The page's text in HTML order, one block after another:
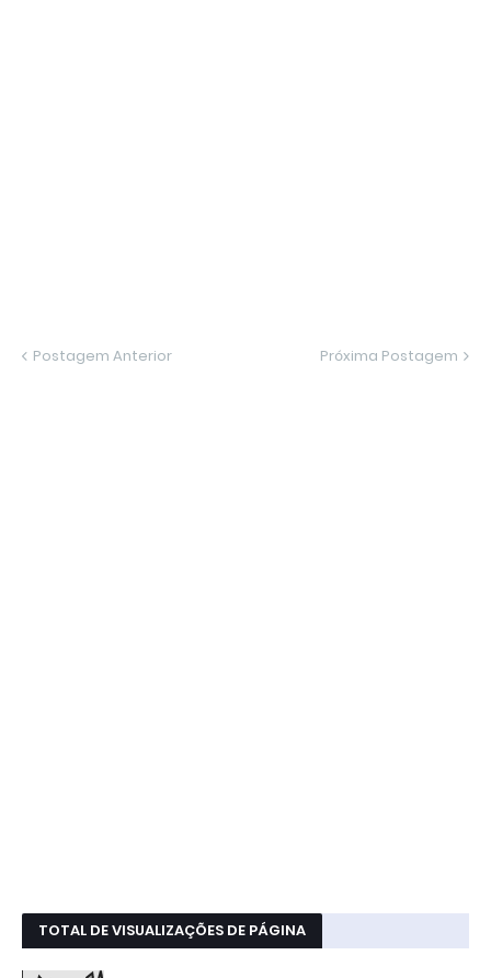
Postagem Anterior Próxima Postagem
TOTAL DE VISUALIZAÇÕES DE PÁGINA